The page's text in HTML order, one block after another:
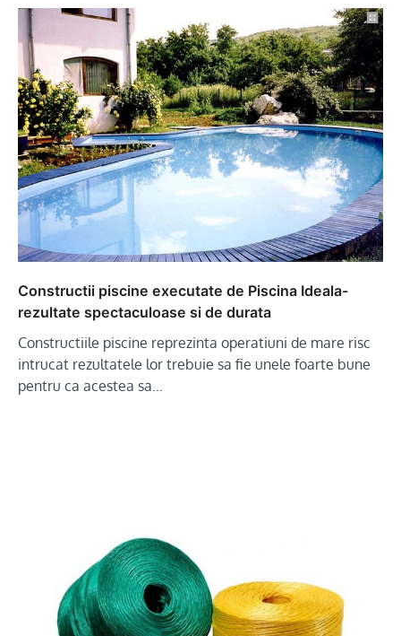
Constructii piscine executate de Piscina Ideala-
rezultate spectaculoase si de durata
Constructiile piscine reprezinta operatiuni de mare risc
intrucat rezultatele lor trebuie sa fie unele foarte bune
pentru ca acestea sa…